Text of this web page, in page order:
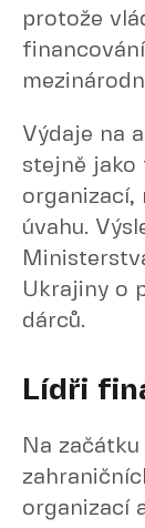
protože
Výdaje na
stejně jako
organizací,
úvahu.
Ukrajiny o
dárců.
Lídři
Na
organizací